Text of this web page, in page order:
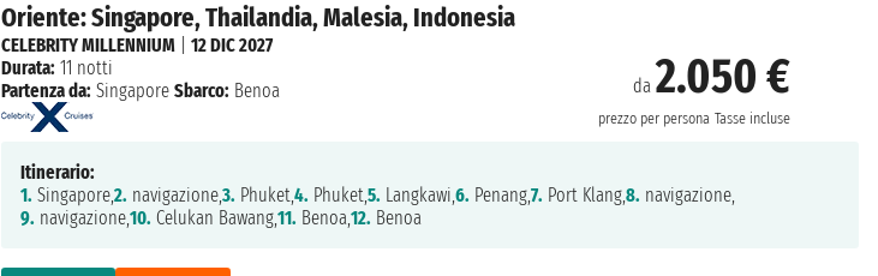
Oriente: Singapore, Thailandia, Malesia, Indonesia
da2.050 €
prezzo per persona Tasse incluse
CELEBRITY MILLENNIUM |12 DIC 2027
Durata: 11 notti
Partenza da: Singapore Sbarco: Benoa
Itinerario:
1. Singapore,2. navigazione,3. Phuket,4. Phuket,5. Langkawi,6. Penang,7. Port Klang,8. navigazione,
9. navigazione,10. Celukan Bawang,11. Benoa,12. Benoa